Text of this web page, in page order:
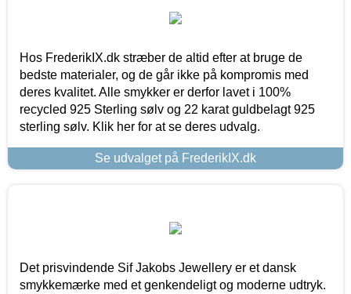
Hos FrederikIX.dk stræber de altid efter at bruge de
bedste materialer, og de går ikke på kompromis med
deres kvalitet. Alle smykker er derfor lavet i 100%
recycled 925 Sterling sølv og 22 karat guldbelagt 925
sterling sølv. Klik her for at se deres udvalg.
Se udvalget på FrederikIX.dk
Det prisvindende Sif Jakobs Jewellery er et dansk
smykkemærke med et genkendeligt og moderne udtryk.